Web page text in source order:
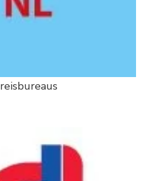
reisbureaus